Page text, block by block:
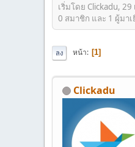
เริ่มโดย Clickadu,
0 สมาชิก และ 1 ผู้มา
ลง หน้า 1
Clickadu